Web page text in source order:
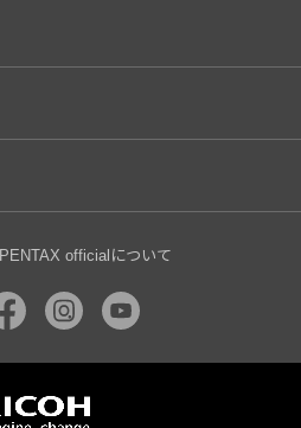
PENTAX officialについて